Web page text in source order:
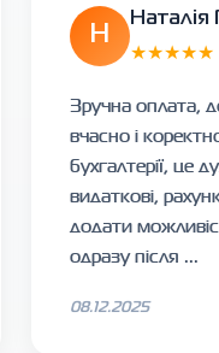
Н
Наталія
★★★★★
Зручна оплата,
вчасно і
бухгалтерії, це
видаткові,
додати
одразу після ...
08.12.2025